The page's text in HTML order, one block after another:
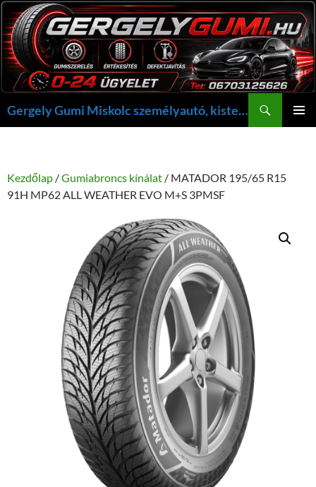
Kilépés
a
tartalomba
Gergely Gumi Miskolc személyautó, kisteherautó gumi szerelés javítás +36703125626 NON-STOP ügyelet, gergelygumi@gergelygumi.hu
Kezdőlap /Gumiabroncs kínálat / MATADOR 195/65 R15
91H MP62 ALL WEATHER EVO M+S 3PMSF